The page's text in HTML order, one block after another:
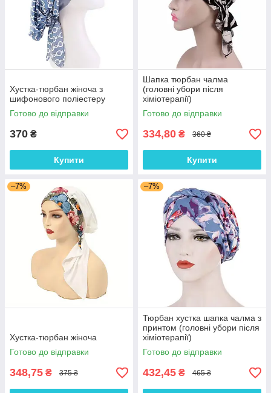
Хустка-тюрбан жіноча з
шифонового поліестеру
Готово до відправки
370 ₴
Купити
Шапка тюрбан чалма
(головні убори після
хіміотерапії)
Готово до відправки
334,80 ₴ 360 ₴
Купити
–7%
Хустка-тюрбан жіноча
Готово до відправки
348,75 ₴ 375 ₴
–7%
Тюрбан хустка шапка чалма з
принтом (головні убори після
хіміотерапії)
Готово до відправки
432,45 ₴ 465 ₴